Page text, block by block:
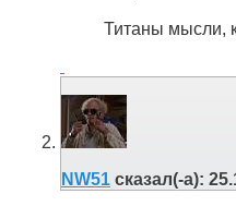
Титаны мысли,
NW51 сказал(-а):